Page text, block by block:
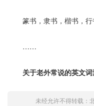
篆书，隶书，楷书，
……
关于老外常说的英文
未经允许不得转载：